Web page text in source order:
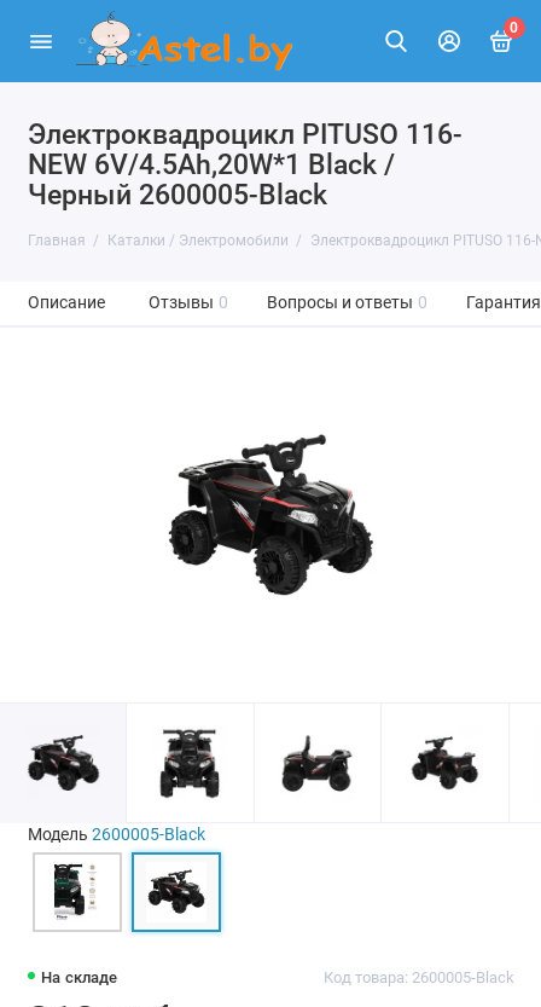
0
Электроквадроцикл PITUSO 116-
NEW 6V/4.5Ah,20W*1 Black /
Черный 2600005-Black
Главная Каталки / Электромобили Электроквадроцикл PITUSO
Описание Отзывы 0 Вопросы и ответы 0 Гарантия
На складе Код товара: 2600005-Black
Модель 2600005-Black